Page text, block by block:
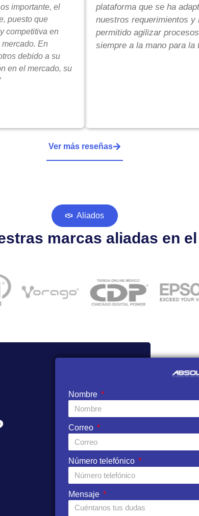
importante, el
puesto que
competitiva en
En
debido a su
en el mercado, su
plataforma que se ha
nuestros requerimientos y
permitido agilizar
siempre a la mano para la
Ver más reseñas
Aliados
marcas aliadas en
Nombre
Correo
Número telefónico
Mensaje